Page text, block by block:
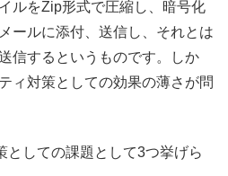
ルをZip形式で圧縮し、暗号化
ールに添付、送信し、それとは
信するというものです。しか
ィ対策としての効果の薄さが問
としての課題として3つ挙げら